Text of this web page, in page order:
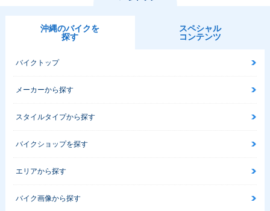
沖縄のバイクを
探す
スペシャル
コンテンツ
バイクトップ
メーカーから探す
スタイルタイプから探す
バイクショップを探す
エリアから探す
バイク画像から探す